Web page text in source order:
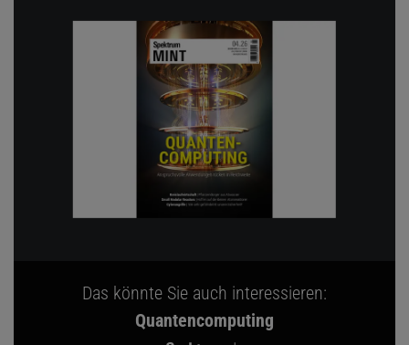
Das könnte Sie auch interessieren:
Quantencomputing